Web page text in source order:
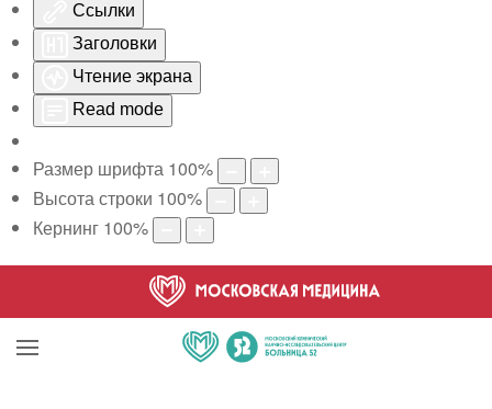
Ссылки
Заголовки
Чтение экрана
Read mode
Размер шрифта 100%
Высота строки 100%
Кернинг 100%